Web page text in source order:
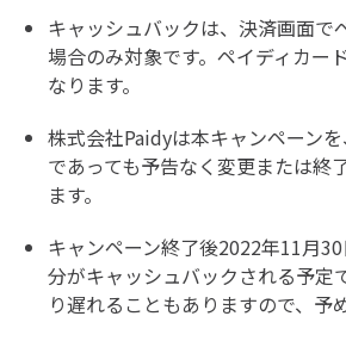
キャッシュバックは、決済画面で
場合のみ対象です。ペイディカー
なります。
株式会社Paidyは本キャンペーン
であっても予告なく変更または終
ます。
キャンペーン終了後2022年11月
分がキャッシュバックされる予定
り遅れることもありますので、予